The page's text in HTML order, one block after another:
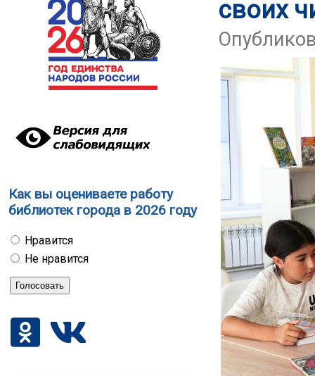
Как вы оцениваете работу
библиотек города в 2026 году
Нравится
Не нравится
своих